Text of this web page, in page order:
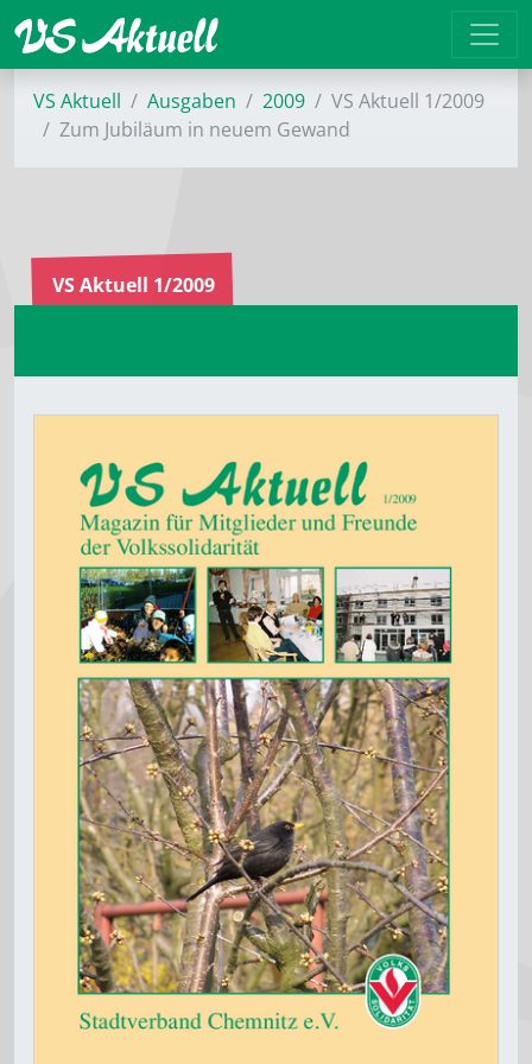
VS Aktuell Ausgaben 2009
VS Aktuell 1/2009
Zum Jubiläum in neuem Gewand
VS Aktuell 1/2009